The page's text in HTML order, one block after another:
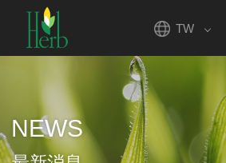
TW
NEWS